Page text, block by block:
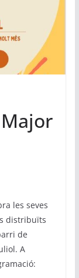
les seves
distribuïts
de
A